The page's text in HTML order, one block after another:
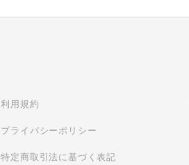
利用規約
プライバシーポリシー
特定商取引法に基づく表記